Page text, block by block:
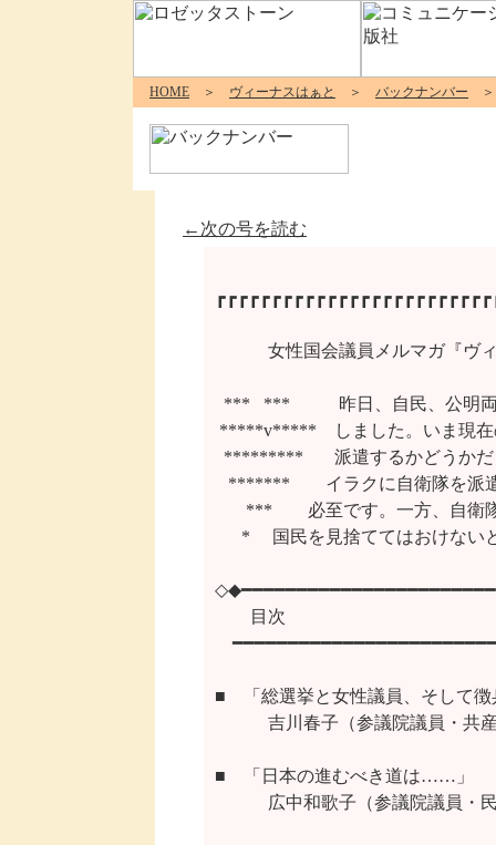
HOME ＞ ヴィーナスはぁと ＞ バックナンバー ＞
←次の号を読む
　女性国会議員メルマガ『
***   ***   　　昨日、自民、公
*****v*****　しました。いま現在
*********   　派遣するかどう
*******　　イラクに自衛隊を
***　　必至です。一方、自衛
*　 国民を見捨ててはおけな
目次
■　「総選挙と女性議員、そして徴
吉川春子（参議院議員・共産
■　「日本の進むべき道は……」
広中和歌子（参議院議員・民